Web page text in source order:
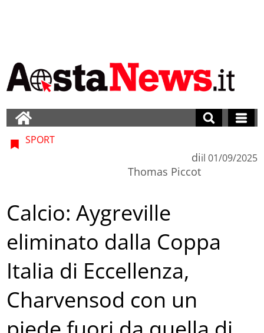
SPORT
di
Thomas Piccot
il 01/09/2025
Calcio: Aygreville
eliminato dalla Coppa
Italia di Eccellenza,
Charvensod con un